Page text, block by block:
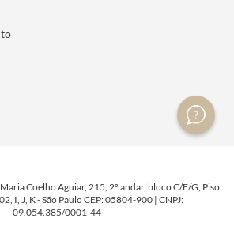
Coelho Aguiar, 215, 2º andar, bloco C/E/G, Piso
I, J, K - São Paulo CEP: 05804-900 | CNPJ:
09.054.385/0001-44